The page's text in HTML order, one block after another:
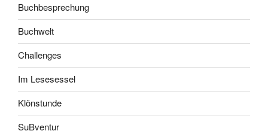
Buchbesprechung
Buchwelt
Challenges
Im Lesesessel
Klönstunde
SuBventur